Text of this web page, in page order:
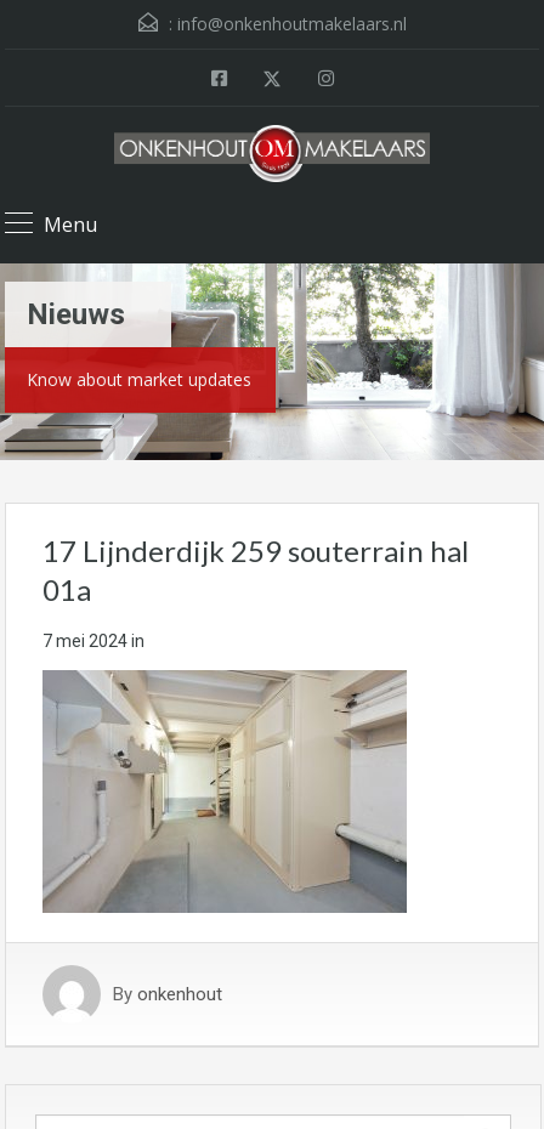
: info@onkenhoutmakelaars.nl
Menu
Nieuws
Know about market updates
17 Lijnderdijk 259 souterrain hal
01a
7 mei 2024in
By onkenhout